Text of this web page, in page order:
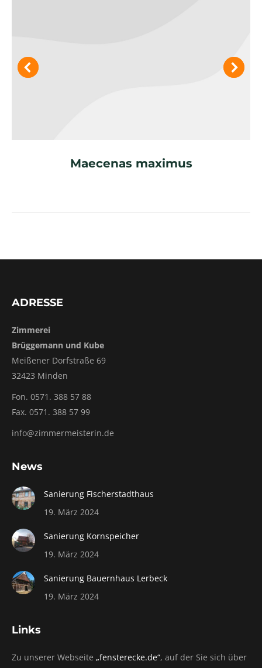
Maecenas maximus
ADRESSE
Zimmerei
Brüggemann und Kube
Meißener Dorfstraße 69
32423 Minden
Fon. 0571. 388 57 88
Fax. 0571. 388 57 99
info@zimmermeisterin.de
News
Sanierung Fischerstadthaus
19. März 2024
Sanierung Kornspeicher
19. März 2024
Sanierung Bauernhaus Lerbeck
19. März 2024
Links
Zu unserer Webseite „fensterecke.de“, auf der Sie sich über